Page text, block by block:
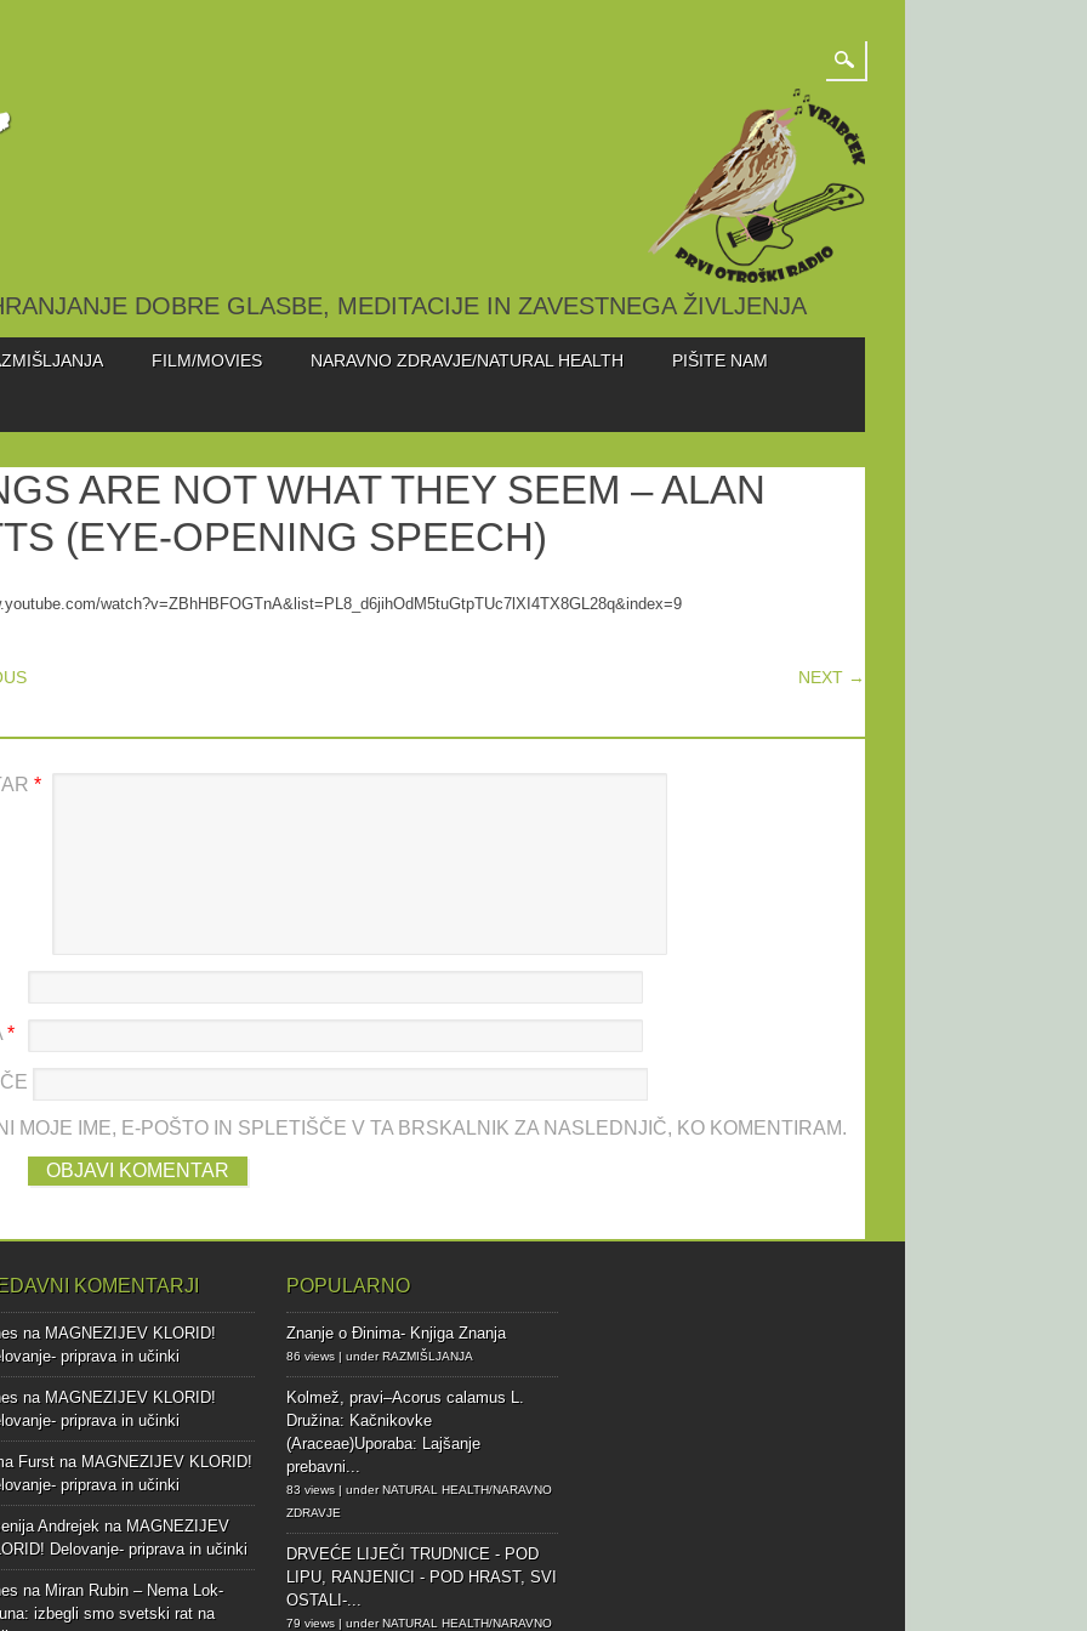
DOBRE GLASBE, MEDITACIJE IN ZAVESTNEGA ŽIVLJENJA
FILM/MOVIES NARAVNO ZDRAVJE/NATURAL HEALTH PIŠITE NAM
ARE NOT WHAT THEY SEEM – ALAN
(EYE-OPENING SPEECH)
watch?v=ZBhHBFOGTnA&list=PL8_d6jihOdM5tuGtpTUc7lXI4TX8GL28q&index=9
NAVIGATION NEXT →
*
*
MOJE IME, E-POŠTO IN SPLETIŠČE V TA BRSKALNIK ZA NASLEDNJIČ, KO KOMENTIRAM.
KOMENTARJI
na MAGNEZIJEV KLORID!
priprava in učinki
na MAGNEZIJEV KLORID!
priprava in učinki
Furst na MAGNEZIJEV KLORID!
priprava in učinki
Andrejek na MAGNEZIJEV
Delovanje- priprava in učinki
na Miran Rubin – Nema Lok-
izbegli smo svetski rat na
POPULARNO
Znanje o Đinima- Knjiga Znanja
86 views| under RAZMIŠLJANJA
Kolmež, pravi–Acorus calamus L.
Družina: Kačnikovke
(Araceae)Uporaba: Lajšanje
prebavni...
83 views| under NATURAL HEALTH/NARAVNO
ZDRAVJE
DRVEĆE LIJEČI TRUDNICE - POD
LIPU, RANJENICI - POD HRAST, SVI
OSTALI-...
79 views| under NATURAL HEALTH/NARAVNO